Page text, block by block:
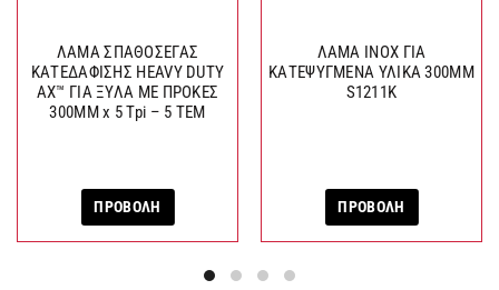
ΛΑΜΑ ΣΠΑΘΟΣΕΓΑΣ
ΚΑΤΕΔΑΦΙΣΗΣ HEAVY DUTY
AX™ ΓΙΑ ΞΥΛΑ ΜΕ ΠΡΟΚΕΣ
300MM x 5 Tpi – 5 TEM
ΠΡΟΒΟΛΗ
ΛΑΜΑ INOX ΓΙΑ
ΚΑΤΕΨΥΓΜΕΝΑ ΥΛΙΚΑ 300MM
S1211K
ΠΡΟΒΟΛΗ